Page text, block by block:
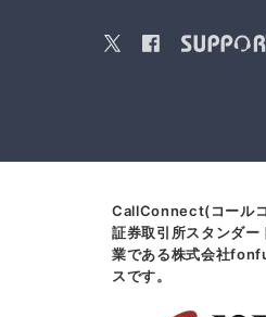
CallConnect(コール
証券取引所スタンダー
業である株式会社
スです。